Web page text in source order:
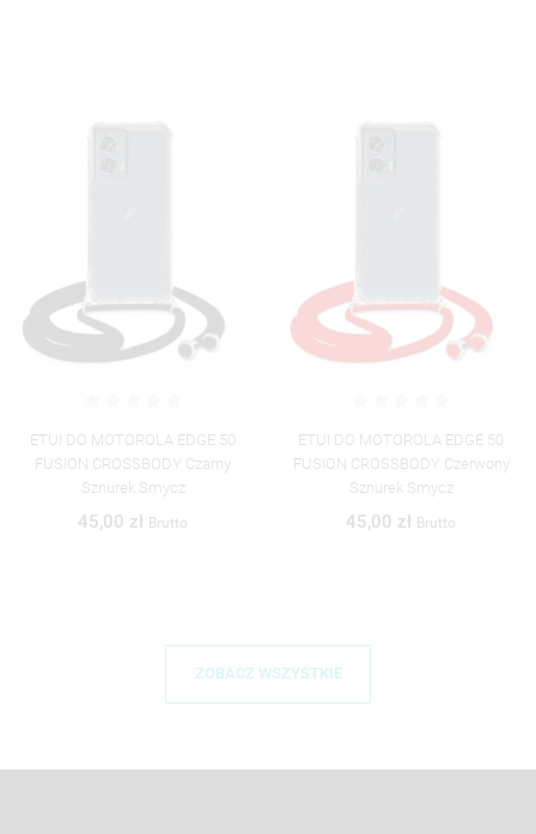
ETUI DO MOTOROLA EDGE 50
FUSION CROSSBODY Czarny
Sznurek Smycz
45,00 zł Brutto
ETUI DO MOTOROLA EDGE 50
FUSION CROSSBODY Czerwony
Sznurek Smycz
45,00 zł Brutto
ZOBACZ WSZYSTKIE